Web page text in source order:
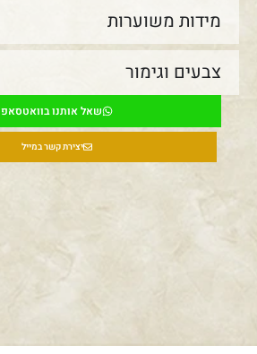
מידות משוערות
צבעים וגימור
שאל אותנו בוואטסאפ
יצירת קשר במייל